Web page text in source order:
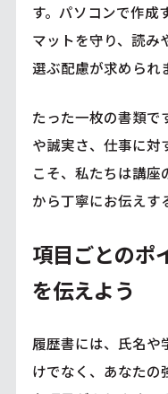
す。パソコンで作成
マットを守り、読み
選ぶ配慮が求められ
たった一枚の書類で
や誠実さ、仕事に対
こそ、私たちは講座
から丁寧にお伝えす
項目ごとのポ
を伝えよう
履歴書には、氏名や
けでなく、あなたの